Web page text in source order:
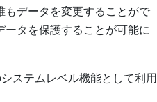
もデータを変更することがで
タを保護することが可能に
ステムレベル機能として利用